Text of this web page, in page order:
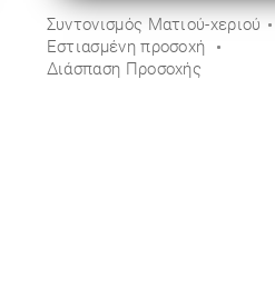
Συντονισμός Ματιού-χεριού
Εστιασμένη προσοχή
Διάσπαση Προσοχής